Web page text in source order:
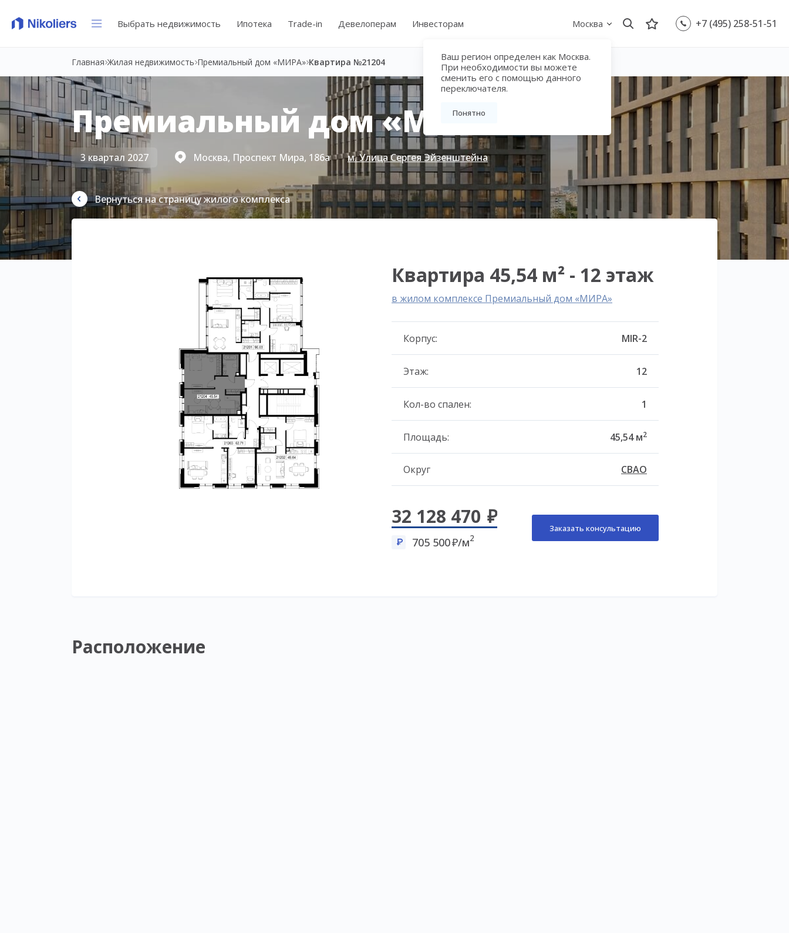
Выбрать недвижимость Ипотека Trade-in Девелоперам Инвесторам Москва
Ваш регион определен как Москва.
При необходимости вы можете
сменить его с помощью данного
переключателя.
Понятно
+7 (495) 258-51-51
Главная Жилая недвижимость Премиальный дом «МИРА» Квартира №21204
Премиальный дом «МИРА»
3 квартал 2027 Москва, Проспект Мира, 186а м. Улица Сергея Эйзенштейна
Вернуться на страницу жилого комплекса
Квартира 45,54 м² - 12 этаж
в жилом комплексе Премиальный дом «МИРА»
Корпус: MIR-2
Этаж: 12
Кол-во спален: 1
Площадь: 45,54 м2
Округ СВАО
32 128 470
705 500 /м2
Заказать консультацию
Расположение